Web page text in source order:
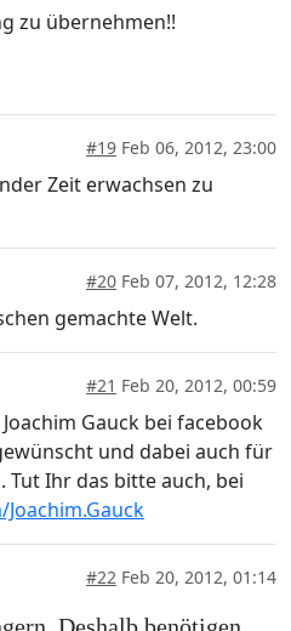
zu übernehmen!!
#19 Feb 06, 2012, 23:00
Zeit erwachsen zu
#20 Feb 07, 2012, 12:28
gemachte Welt.
#21 Feb 20, 2012, 00:59
Gauck bei facebook
und dabei auch für
Tut Ihr das bitte auch, bei
#22 Feb 20, 2012, 01:14
Deshalb benötigen